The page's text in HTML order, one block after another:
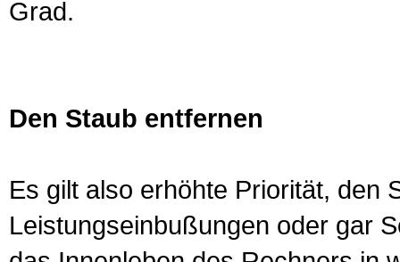
Grad.
Den Staub entfernen
Es gilt also erhöhte Priorität, den
Leistungseinbußungen oder gar